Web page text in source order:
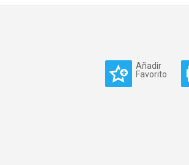
Añadir
Favorito